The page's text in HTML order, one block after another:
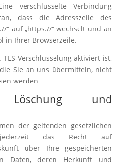
verschlüsselte Verbindung
dass die Adresszeile des
“ auf „https://“ wechselt und an
in Ihrer Browserzeile.
TLS-Verschlüsselung aktiviert ist,
Sie an uns übermitteln, nicht
werden.
Löschung und
der geltenden gesetzlichen
jederzeit das Recht auf
über Ihre gespeicherten
Daten, deren Herkunft und